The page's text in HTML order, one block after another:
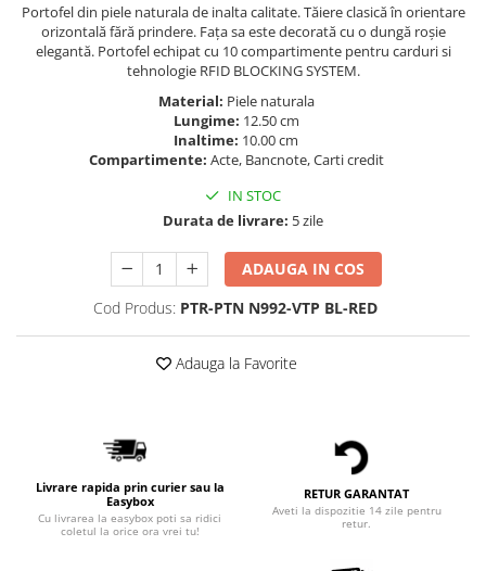
Portofel din piele naturala de inalta calitate. Tăiere clasică în orientare
orizontală fără prindere. Fața sa este decorată cu o dungă roșie
elegantă. Portofel echipat cu 10 compartimente pentru carduri si
tehnologie RFID BLOCKING SYSTEM.
Material: Piele naturala
Lungime: 12.50 cm
Inaltime: 10.00 cm
Compartimente: Acte, Bancnote, Carti credit
IN STOC
Durata de livrare: 5 zile
ADAUGA IN COS
Cod Produs: PTR-PTN N992-VTP BL-RED
Adauga la Favorite
Livrare rapida prin curier sau la
Easybox
Cu livrarea la easybox poti sa ridici
coletul la orice ora vrei tu!
RETUR GARANTAT
Aveti la dispozitie 14 zile pentru
retur.